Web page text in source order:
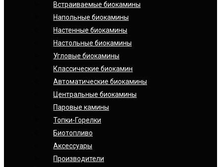
Встраиваемые биокамины
Напольные биокамины
Настенные биокамины
Настoльные биокамины
Угловые биокамины
Классические биокамин
Автоматические биокамины
Центральные биокамины
Паровые камины
Топки-Горелки
Биотопливо
Аксессуары
Производители